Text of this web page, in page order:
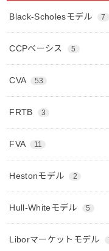
Black-Scholesモデル 7
CCPベーシス 5
CVA 53
FRTB 3
FVA 11
Hestonモデル 2
Hull-Whiteモデル 5
Liborマーケットモデル